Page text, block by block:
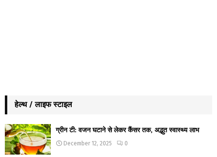
हेल्थ / लाइफ स्टाइल
ग्रीन टी: वजन घटाने से लेकर कैंसर तक, अद्भुत स्वास्थ्य लाभ
December 12, 2025 0